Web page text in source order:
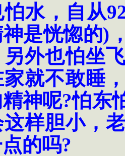
水，自从
是恍惚的)
另外也怕坐
就不敢睡
神呢?怕东
样胆小，
的吗?